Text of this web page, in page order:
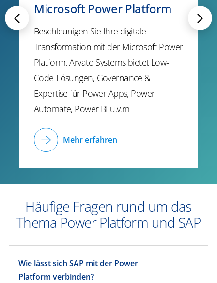
Microsoft Power Platform
Beschleunigen Sie Ihre digitale
Transformation mit der Microsoft Power
Platform. Arvato Systems bietet Low-
Code-Lösungen, Governance &
Expertise für Power Apps, Power
Automate, Power BI u.v.m
Mehr erfahren
Häufige Fragen rund um das
Thema Power Platform und SAP
Wie lässt sich SAP mit der Power
Platform verbinden?